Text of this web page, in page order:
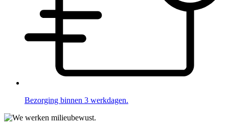
Bezorging binnen 3 werkdagen.